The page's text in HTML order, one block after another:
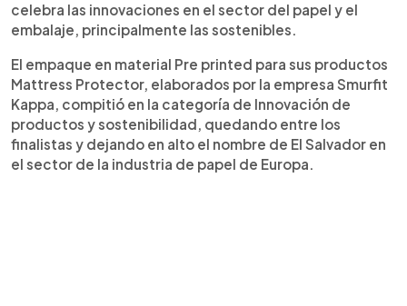
celebra las innovaciones en el sector del papel y el
embalaje, principalmente las sostenibles.
El empaque en material Pre printed para sus productos
Mattress Protector, elaborados por la empresa Smurfit
Kappa, compitió en la categoría de Innovación de
productos y sostenibilidad, quedando entre los
finalistas y dejando en alto el nombre de El Salvador en
el sector de la industria de papel de Europa.